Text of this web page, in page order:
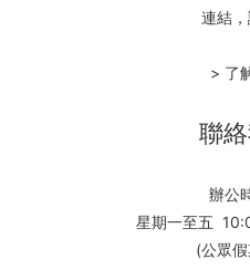
連結，
> 了
聯
辦公
星期一至五
(公眾